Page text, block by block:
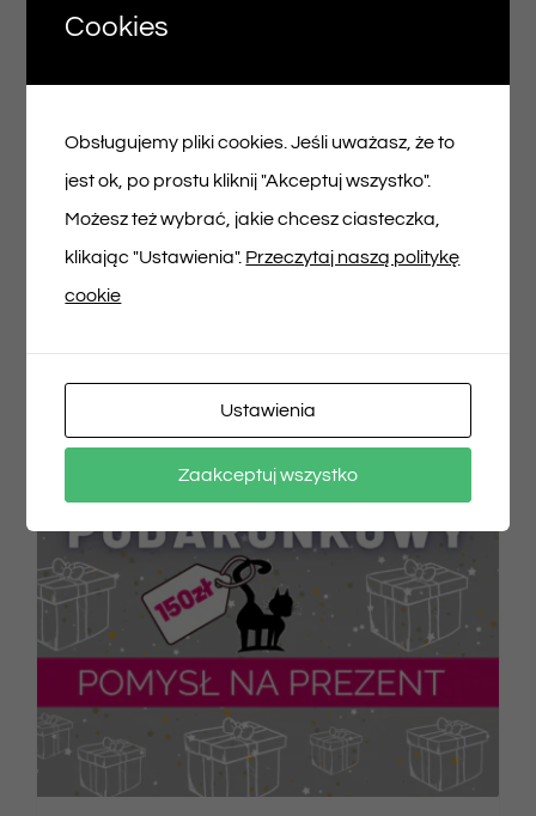
200,00zł
Dodaj do koszyka Szczegóły
Cookies
Obsługujemy pliki cookies. Jeśli uważasz, że to
jest ok, po prostu kliknij "Akceptuj wszystko".
Możesz też wybrać, jakie chcesz ciasteczka,
klikając "Ustawienia". Przeczytaj naszą politykę
cookie
Ustawienia
Zaakceptuj wszystko